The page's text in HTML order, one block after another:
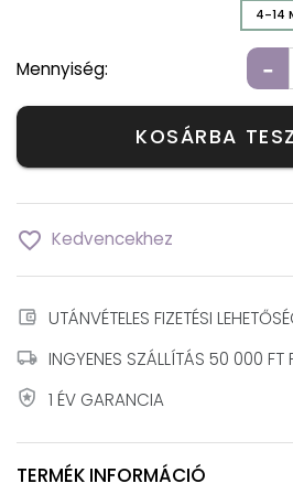
4-14
Mennyiség: -
KOSÁRBA
favorite_border Kedvencekhez
account_balance_wallet UTÁNVÉTELES FIZETÉSI
local_shipping INGYENES SZÁLLÍTÁS 50 000 FT
local_police 1 ÉV GARANCIA
TERMÉK INFORMÁCIÓ